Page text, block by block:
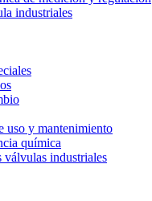
industriales
uso y mantenimiento
química
válvulas industriales